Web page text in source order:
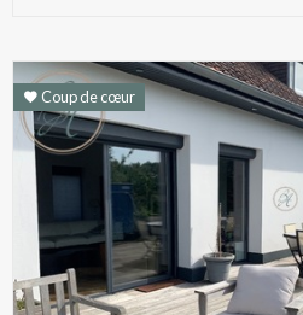
Coup de cœur